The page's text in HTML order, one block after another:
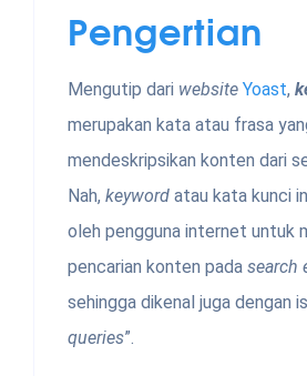
Pengertian
Mengutip dari website Yoast,
merupakan kata atau frasa
mendeskripsikan konten dari
Nah, keyword atau kata kunci
oleh pengguna internet untuk
pencarian konten pada search
sehingga dikenal juga dengan
queries”.